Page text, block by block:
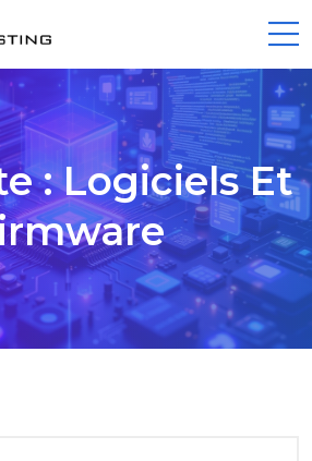
:Logiciels Et